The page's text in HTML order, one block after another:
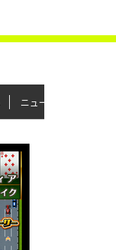
ニュース＆トピックス